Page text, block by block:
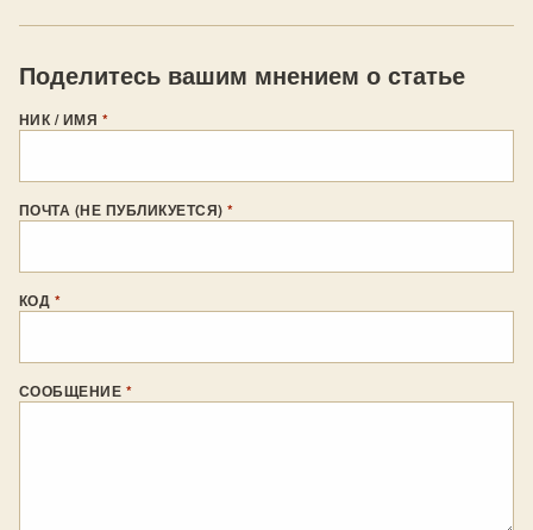
Поделитесь вашим мнением о статье
НИК / ИМЯ *
ПОЧТА (НЕ ПУБЛИКУЕТСЯ)*
КОД *
СООБЩЕНИЕ *